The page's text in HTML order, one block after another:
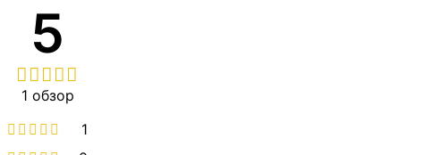
5
1 обзор
1